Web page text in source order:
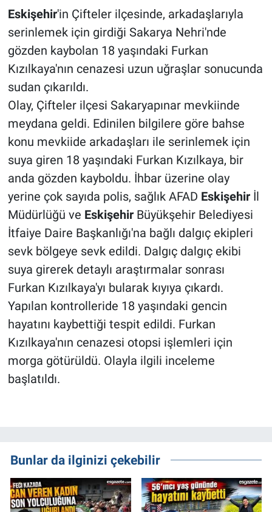
Eskişehir'in Çifteler ilçesinde, arkadaşlarıyla
serinlemek için girdiği Sakarya Nehri'nde
gözden kaybolan 18 yaşındaki Furkan
Kızılkaya'nın cenazesi uzun uğraşlar sonucunda
sudan çıkarıldı.
Olay, Çifteler ilçesi Sakaryapınar mevkiinde
meydana geldi. Edinilen bilgilere göre bahse
konu mevkiide arkadaşları ile serinlemek için
suya giren 18 yaşındaki Furkan Kızılkaya, bir
anda gözden kayboldu. İhbar üzerine olay
yerine çok sayıda polis, sağlık AFAD Eskişehirİl
Müdürlüğü ve EskişehirBüyükşehir Belediyesi
İtfaiye Daire Başkanlığı'na bağlı dalgıç ekipleri
sevk bölgeye sevk edildi. Dalgıç dalgıç ekibi
suya girerek detaylı araştırmalar sonrası
Furkan Kızılkaya'yı bularak kıyıya çıkardı.
Yapılan kontrolleride 18 yaşındaki gencin
hayatını kaybettiği tespit edildi. Furkan
Kızılkaya'nın cenazesi otopsi işlemleri için
morga götürüldü. Olayla ilgili inceleme
başlatıldı.
Bunlar da ilginizi çekebilir
Yerel
Magazin
Bilim ve Teknoloji